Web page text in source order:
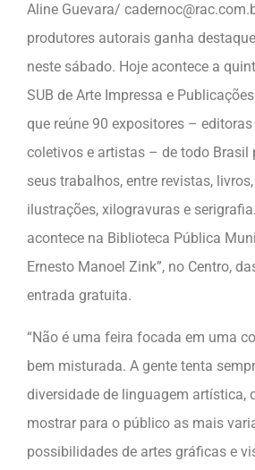
Aline Guevara/ cadernoc@rac.com.br A arte gráfica
produtores autorais ganha
neste sábado. Hoje acontece a
SUB de Arte Impressa e
que reúne 90 expositores –
coletivos e artistas – de todo Brasil
seus trabalhos, entre revistas,
ilustrações, xilogravuras e
acontece na Biblioteca Pública
Ernesto Manoel Zink”, no Centro,
entrada gratuita.
“Não é uma feira focada em uma
bem misturada. A gente tenta
diversidade de linguagem artística,
mostrar para o público as mais
possibilidades de artes gráficas e